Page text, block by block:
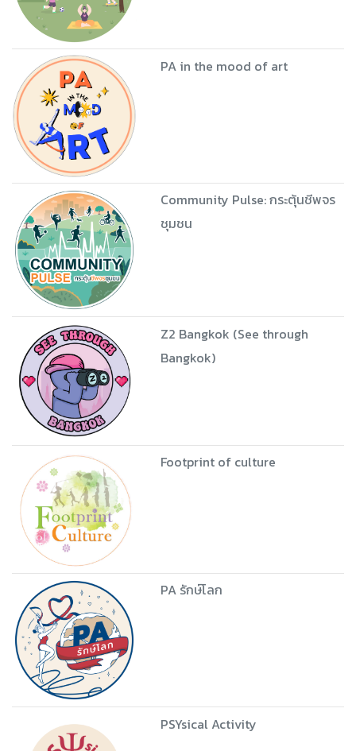
PA in the mood of art
Community Pulse: กระตุ้นชีพจร
ชุมชน
Z2 Bangkok (See through
Bangkok)
Footprint of culture
PA รักษ์โลก
PSYsical Activity